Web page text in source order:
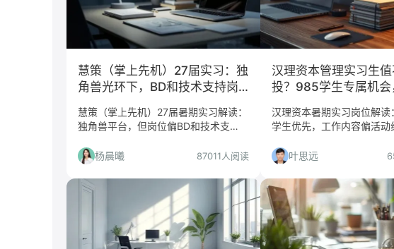
慧策（掌上先机）27届实习：独
角兽光环下，BD和技术支持岗
慧策（掌上先机）27届暑期实习解读：
独角兽平台，但岗位偏BD和技术支
策略与简历准备建议。
杨晨曦 87011人阅读
汉理资本管理实习生
投？985学生专属机
汉理资本暑期实习岗位解
学生优先，工作内容偏活动
生，非985或出勤不足者需
叶思远